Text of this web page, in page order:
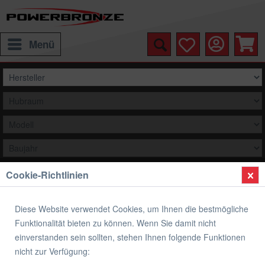
Menü
Auswählen
Übersicht Yamaha
original Yamaha Ersatzteil 6E5438740100
RING, BACK-UP 4
Cookie-Richtlinien
Diese Website verwendet Cookies, um Ihnen die bestmögliche
Funktionalität bieten zu können. Wenn Sie damit nicht
einverstanden sein sollten, stehen Ihnen folgende Funktionen
nicht zur Verfügung: